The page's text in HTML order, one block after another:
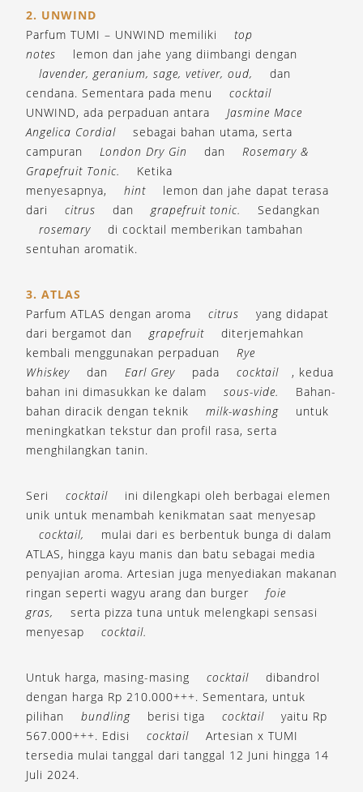
2. UNWIND
Parfum TUMI – UNWIND memiliki
top
notes
lemon dan jahe yang diimbangi dengan
lavender, geranium, sage, vetiver, oud,
dan
cendana. Sementara pada menu
cocktail
UNWIND, ada perpaduan antara
Jasmine Mace
Angelica Cordial
sebagai bahan utama, serta
campuran
London Dry Gin dan
Rosemary &
Grapefruit Tonic.
Ketika
menyesapnya,
hint
lemon dan jahe dapat terasa
dari
citrus dan grapefruit tonic.
Sedangkan
rosemary
di cocktail memberikan tambahan
sentuhan aromatik.
3. ATLAS
Parfum ATLAS dengan aroma
citrus
yang didapat
dari bergamot dan
grapefruit
diterjemahkan
kembali menggunakan perpaduan
Rye
Whiskey
dan Earl Grey pada cocktail
, kedua
bahan ini dimasukkan ke dalam
sous-vide.
Bahan-
bahan diracik dengan teknik
milk-washing
untuk
meningkatkan tekstur dan profil rasa, serta
menghilangkan tanin.
Seri cocktail
ini dilengkapi oleh berbagai elemen
unik untuk menambah kenikmatan saat menyesap
cocktail,
mulai dari es berbentuk bunga di dalam
ATLAS, hingga kayu manis dan batu sebagai media
penyajian aroma. Artesian juga menyediakan makanan
ringan seperti wagyu arang dan burger
foie
gras,
serta pizza tuna untuk melengkapi sensasi
menyesap
cocktail.
Untuk harga, masing-masing cocktail
dibandrol
dengan harga Rp 210.000+++. Sementara, untuk
pilihan
bundling berisi tiga cocktail
yaitu Rp
567.000+++. Edisi
cocktail
Artesian x TUMI
tersedia mulai tanggal dari tanggal 12 Juni hingga 14
Juli 2024.